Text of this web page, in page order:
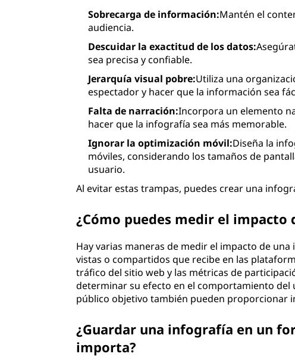
Sobrecarga de información:Mantén el
audiencia.
Descuidar la exactitud de los datos:
sea precisa y confiable.
Jerarquía visual pobre:Utiliza una
espectador y hacer que la información sea
Falta de narración:Incorpora un elemento
hacer que la infografía sea más memorable.
Ignorar la optimización móvil:Diseña la
móviles, considerando los tamaños de
usuario.
Al evitar estas trampas, puedes crear una
¿Cómo puedes medir el impacto
Hay varias maneras de medir el impacto de
vistas o compartidos que recibe en las
tráfico del sitio web y las métricas de
determinar su efecto en el comportamiento del
público objetivo también pueden proporcionar
¿Guardar una infografía en un
importa?